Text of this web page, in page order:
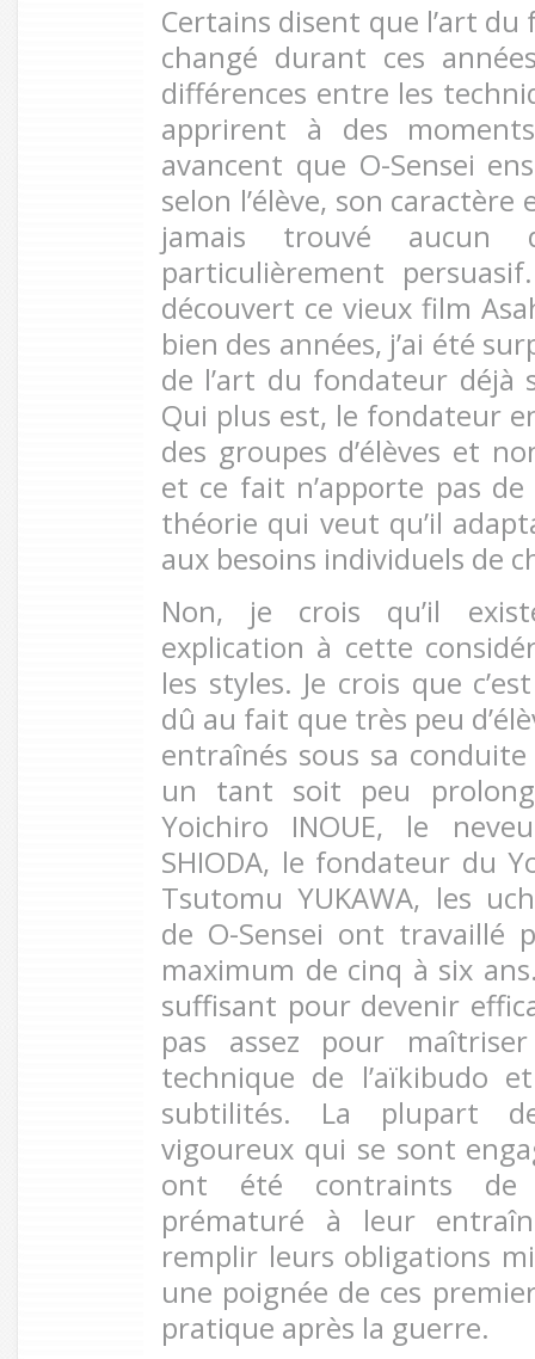
Certains disent que l’art
changé durant ces
différences entre les
apprirent à des
avancent que O-Sensei
selon l’élève, son caractère
jamais trouvé aucun
particulièrement
découvert ce vieux film
bien des années, j’ai été
de l’art du fondateur
Qui plus est, le fondateur
des groupes d’élèves et
et ce fait n’apporte pas
théorie qui veut qu’il
aux besoins individuels de
Non, je crois qu’il
explication à cette
les styles. Je crois que
dû au fait que très peu
entraînés sous sa
un tant soit peu
Yoichiro INOUE, le
SHIODA, le fondateur du
Tsutomu YUKAWA, les
de O-Sensei ont travaillé
maximum de cinq à six
suffisant pour devenir
pas assez pour
technique de l’aïkibudo
subtilités. La plupart
vigoureux qui se sont
ont été contraints
prématuré à leur
remplir leurs obligations
une poignée de ces
pratique après la guerre.